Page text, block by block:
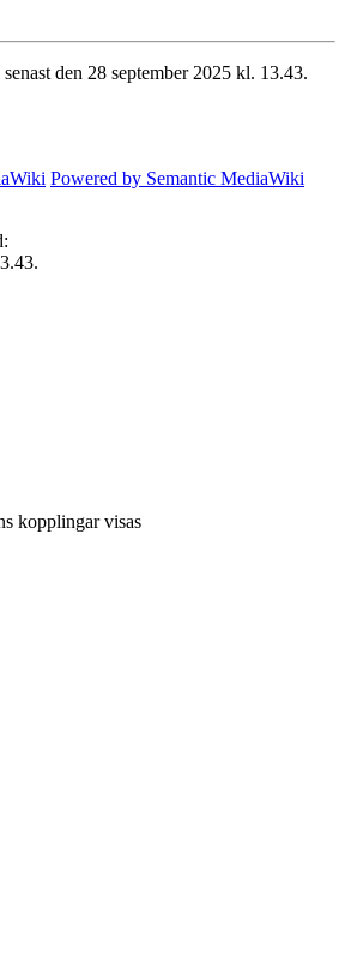
den 28 september 2025 kl. 13.43.
Powered by Semantic MediaWiki
kopplingar visas